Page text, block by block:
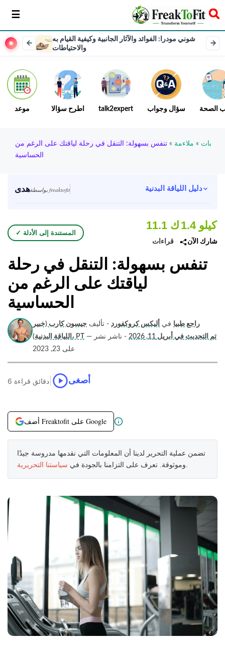
سخر
شوني مودرا: الفوائد والآثار الجانبية وكيفية القيام به
والاحتياطات
موعد اطرح سؤالا talk2expert سؤال وجواب الصحة
بات » ملاءمة » تنفس بسهولة: التنقل في رحلة لياقتك على الرغم من
الحساسية
هدى بواسطة freaktofit دليل اللياقة البدنية
✓ المستندة إلى الأدلة
11.1 ك
قراءات
1.4 كيلو
شارك الآن
تنفس بسهولة: التنقل في رحلة
لياقتك على الرغم من
الحساسية
راجع طبيا في أليكس كروكفورد - تأليف جيسون كارب (خبير
اللياقة البدنية)، PT
— تم التحديث في أبريل 11, 2026
- ناشر نشر
على 23, 2023
6 دقائق قراءة أصغى
أضف Freaktofit على Google
تضمن عملية التحرير لدينا أن المعلومات التي نقدمها مدروسة جيدًا
وموثوقة. تعرف على التزامنا بالجودة في سياستنا التحريرية